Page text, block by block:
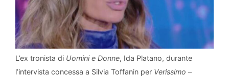
L’ex tronista di Uomini e Donne, Ida Platano, durante
l’intervista concessa a Silvia Toffanin per Verissimo –